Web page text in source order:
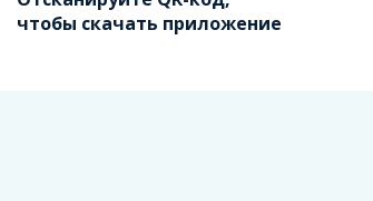
чтобы скачать приложение